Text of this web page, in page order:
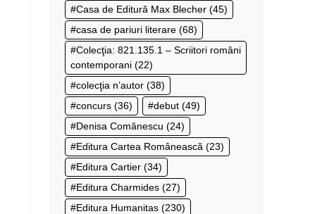
Casa de Editură Max Blecher (45)
casa de pariuri literare (68)
Colecţia: 821.135.1 – Scriitori români
contemporani (22)
colecţia n’autor (38)
concurs (36) debut (49)
Denisa Comănescu (24)
Editura Cartea Românească (23)
Editura Cartier (34)
Editura Charmides (27)
Editura Humanitas (230)